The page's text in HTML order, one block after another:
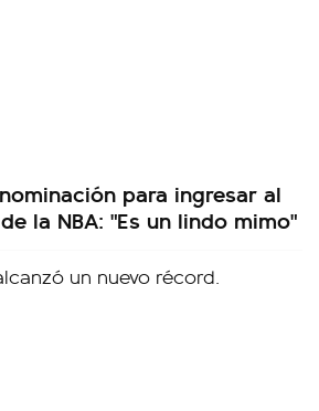
para ingresar al
la NBA: "Es un lindo mimo"